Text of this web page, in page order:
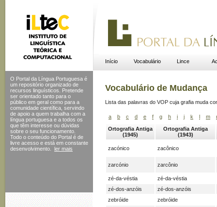
Início Vocabulário Lince
O Portal da Língua Portuguesa é
um repositório organizado de
recursos linguísticos. Pretende
ser orientado tanto para o
público em geral como para a
comunidade científica, servindo
de apoio a quem trabalha com a
língua portuguesa e a todos os
que têm interesse ou dúvidas
sobre o seu funcionamento.
Todo o conteúdo do Portal é de
livre acesso e está em constante
desenvolvimento.
ler mais
Vocabulário de Mudança
Lista das palavras do VOP cuja grafia muda
a b c d e f g h i j k l m
Ortografia Antiga
(1945)
Ortografia Antiga
(1943)
zacónico zacônico
zarcónio zarcônio
zé-da-véstia
zé-da-véstia
zé-dos-anzóis
zé-dos-anzóis
zebróide
zebróide